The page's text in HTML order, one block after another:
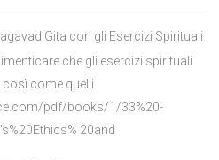
Gita con gli Esercizi Spirituali
che gli esercizi spirituali
così come quelli
pdf/books/1/33%20-
20and